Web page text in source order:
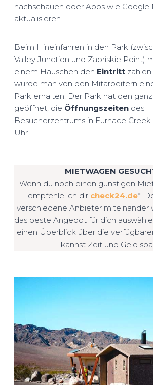
nachschauen oder Apps wie Google
aktualisieren.
Beim Hineinfahren in den Park
Valley Junction und Zabriskie Point)
einem Häuschen den Eintritt
würde man von den Mitarbeitern
Park erhalten. Der Park hat den
geöffnet, die Öffnungszeitendes
Besucherzentrums in Furnace Creek
Uhr.
MIETWAGEN
Wenn du noch einen günstigen
empfehle ich dir check24.de*.
verschiedene Anbieter miteinander
das beste Angebot für dich
einen Überblick über die
kannst Zeit und Geld